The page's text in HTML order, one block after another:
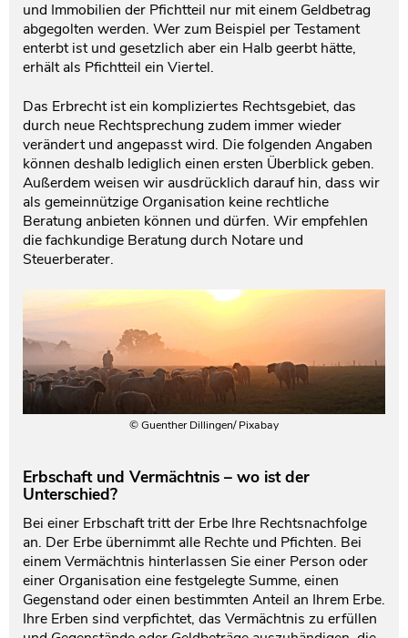
und Immobilien der Pfichtteil nur mit einem Geldbetrag
abgegolten werden. Wer zum Beispiel per Testament
enterbt ist und gesetzlich aber ein Halb geerbt hätte,
erhält als Pfichtteil ein Viertel.
Das Erbrecht ist ein kompliziertes Rechtsgebiet, das
durch neue Rechtsprechung zudem immer wieder
verändert und angepasst wird. Die folgenden Angaben
können deshalb lediglich einen ersten Überblick geben.
Außerdem weisen wir ausdrücklich darauf hin, dass wir
als gemeinnützige Organisation keine rechtliche
Beratung anbieten können und dürfen. Wir empfehlen
die fachkundige Beratung durch Notare und
Steuerberater.
© Guenther Dillingen/ Pixabay
Erbschaft und Vermächtnis – wo ist der
Unterschied?
Bei einer Erbschaft tritt der Erbe Ihre Rechtsnachfolge
an. Der Erbe übernimmt alle Rechte und Pfichten. Bei
einem Vermächtnis hinterlassen Sie einer Person oder
einer Organisation eine festgelegte Summe, einen
Gegenstand oder einen bestimmten Anteil an Ihrem Erbe.
Ihre Erben sind verpfichtet, das Vermächtnis zu erfüllen